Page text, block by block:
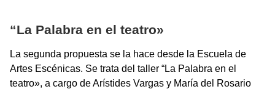
“La Palabra en el teatro»
La segunda propuesta se la hace desde la Escuela de
Artes Escénicas. Se trata del taller “La Palabra en el
teatro», a cargo de Arístides Vargas y María del Rosario